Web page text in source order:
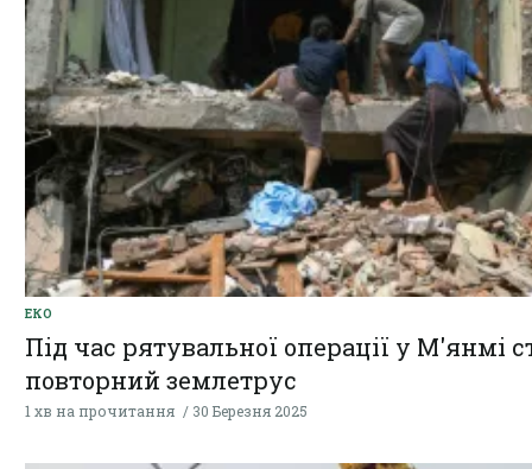
ЕКО
Під час рятувальної операції у М'янмі
повторний землетрус
1 хв на прочитання 30 Березня 2025